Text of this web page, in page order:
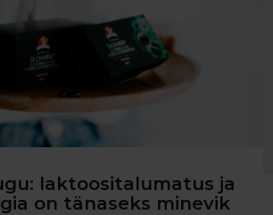
laktoositalumatus ja
on tänaseks minevik